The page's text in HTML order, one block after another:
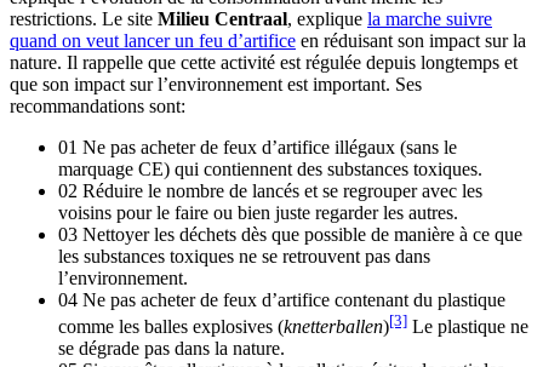
restrictions. Le site Milieu Centraal, explique la marche suivre
quand on veut lancer un feu d’artifice en réduisant son impact sur la
nature. Il rappelle que cette activité est régulée depuis longtemps et
que son impact sur l’environnement est important. Ses
recommandations sont:
01 Ne pas acheter de feux d’artifice illégaux (sans le
marquage CE) qui contiennent des substances toxiques.
02 Réduire le nombre de lancés et se regrouper avec les
voisins pour le faire ou bien juste regarder les autres.
03 Nettoyer les déchets dès que possible de manière à ce que
les substances toxiques ne se retrouvent pas dans
l’environnement.
04 Ne pas acheter de feux d’artifice contenant du plastique
comme les balles explosives (knetterballen)[3] Le plastique ne
se dégrade pas dans la nature.